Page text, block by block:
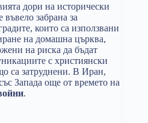
дори на исторически
забрана за
които са използвани
на домашна църква,
на риска да бъдат
с християнски
са затруднени. В Иран,
Запада още от времето на
.